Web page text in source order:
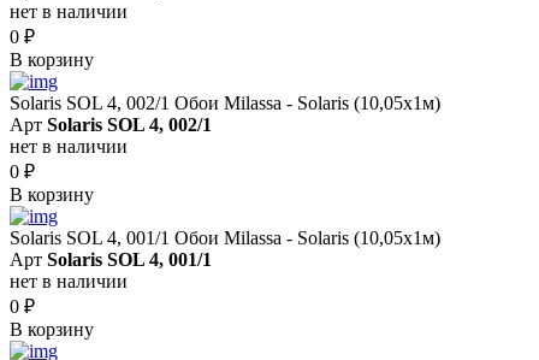
нет в наличии
0 ₽
В корзину
Solaris SOL 4, 002/1 Обои Milassa - Solaris (10,05х1м)
Арт Solaris SOL 4, 002/1
нет в наличии
0 ₽
В корзину
Solaris SOL 4, 001/1 Обои Milassa - Solaris (10,05х1м)
Арт Solaris SOL 4, 001/1
нет в наличии
0 ₽
В корзину